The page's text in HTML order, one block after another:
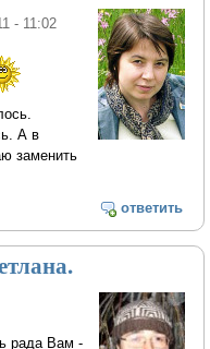
- 11:02
А в
заменить
ответить
рада Вам -